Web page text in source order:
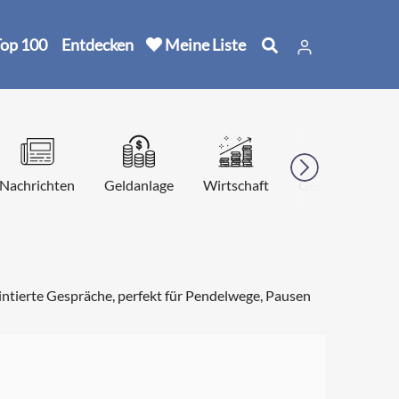
100 Entdecken Meine Liste
Nachrichten Geldanlage Wirtschaft Geschichte
Gespräche, perfekt für Pendelwege, Pausen